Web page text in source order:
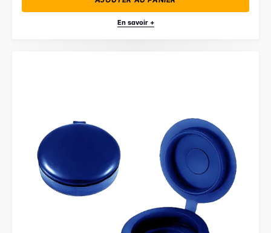
En savoir +